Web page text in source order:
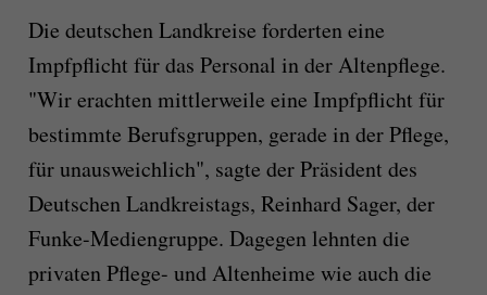
Die deutschen Landkreise forderten eine
Impfpflicht für das Personal in der Altenpflege.
"Wir erachten mittlerweile eine Impfpflicht für
bestimmte Berufsgruppen, gerade in der Pflege,
für unausweichlich", sagte der Präsident des
Deutschen Landkreistags, Reinhard Sager, der
Funke-Mediengruppe. Dagegen lehnten die
privaten Pflege- und Altenheime wie auch die